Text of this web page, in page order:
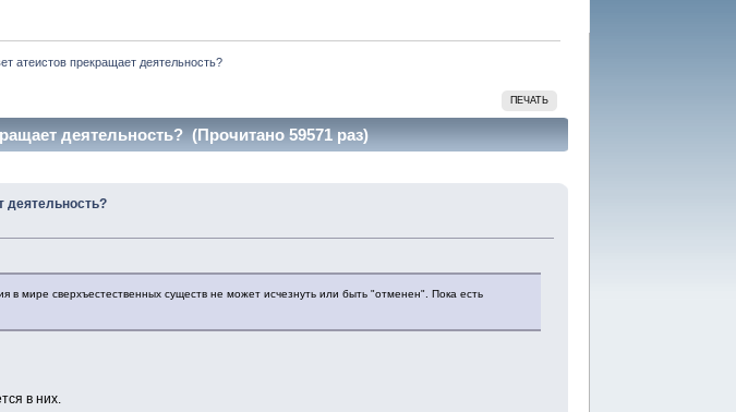
атеистов прекращает деятельность?
ПЕЧАТЬ
деятельность? (Прочитано 59571 раз)
деятельность?
в мире сверхъестественных существ не может исчезнуть или быть "отменен". Пока есть
в них.